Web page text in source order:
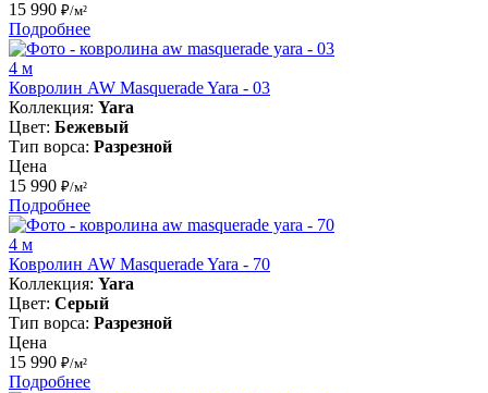
15 990 ₽/м²
Подробнее
4 м
Ковролин AW Masquerade Yara - 03
Коллекция: Yara
Цвет: Бежевый
Тип ворса: Разрезной
Цена
15 990 ₽/м²
Подробнее
4 м
Ковролин AW Masquerade Yara - 70
Коллекция: Yara
Цвет: Серый
Тип ворса: Разрезной
Цена
15 990 ₽/м²
Подробнее